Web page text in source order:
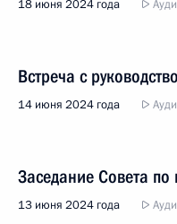
18 июня 2024 года
Встреча с
14 июня 2024 года
Заседание Совета
13 июня 2024 года